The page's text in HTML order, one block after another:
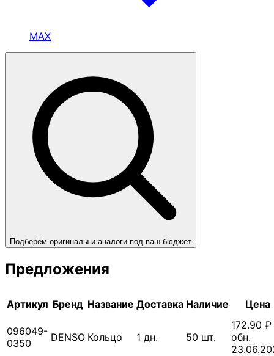
MAX
Подберём оригиналы и аналоги под ваш бюджет
Предложения
Артикул Бренд Название Доставка Наличие Цена
096049-
0350
DENSO Кольцо 1 дн. 50 шт.
172.90 ₽
обн.